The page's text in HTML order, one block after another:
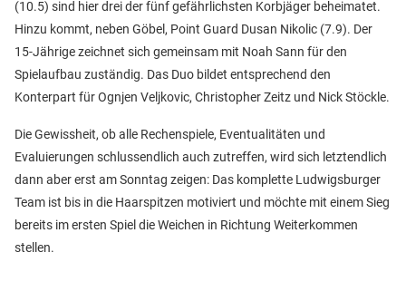
(10.5) sind hier drei der fünf gefährlichsten Korbjäger beheimatet.
Hinzu kommt, neben Göbel, Point Guard Dusan Nikolic (7.9). Der
15-Jährige zeichnet sich gemeinsam mit Noah Sann für den
Spielaufbau zuständig. Das Duo bildet entsprechend den
Konterpart für Ognjen Veljkovic, Christopher Zeitz und Nick Stöckle.
Die Gewissheit, ob alle Rechenspiele, Eventualitäten und
Evaluierungen schlussendlich auch zutreffen, wird sich letztendlich
dann aber erst am Sonntag zeigen: Das komplette Ludwigsburger
Team ist bis in die Haarspitzen motiviert und möchte mit einem Sieg
bereits im ersten Spiel die Weichen in Richtung Weiterkommen
stellen.